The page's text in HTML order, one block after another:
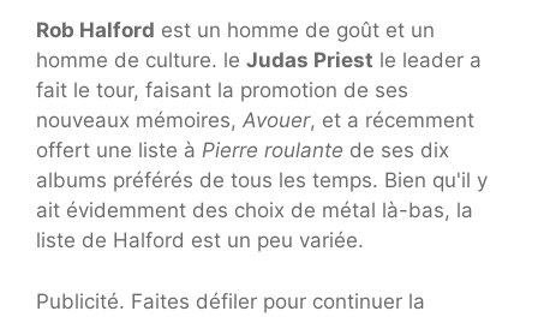
Rob Halford est un homme de goût et un
homme de culture. le Judas Priest le leader a
fait le tour, faisant la promotion de ses
nouveaux mémoires, Avouer, et a récemment
offert une liste à Pierre roulante de ses dix
albums préférés de tous les temps. Bien qu'il y
ait évidemment des choix de métal là-bas, la
liste de Halford est un peu variée.
Publicité. Faites défiler pour continuer la